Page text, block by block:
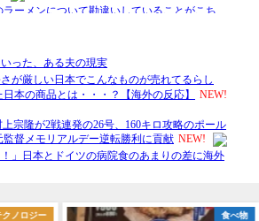
クノロジー 食べ物